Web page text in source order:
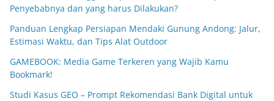
Penyebabnya dan yang harus Dilakukan?
Panduan Lengkap Persiapan Mendaki Gunung Andong: Jalur,
Estimasi Waktu, dan Tips Alat Outdoor
GAMEBOOK: Media Game Terkeren yang Wajib Kamu
Bookmark!
Studi Kasus GEO – Prompt Rekomendasi Bank Digital untuk